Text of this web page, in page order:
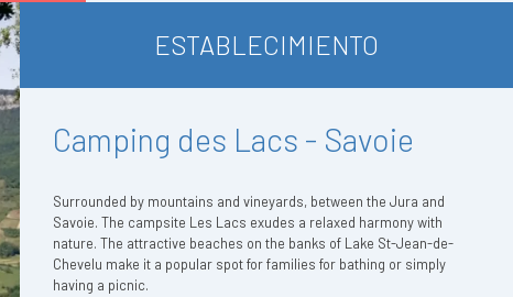
ESTABLECIMIENTO
Camping des Lacs - Savoie
Surrounded by mountains and vineyards, between the Jura and
Savoie. The campsite Les Lacs exudes a relaxed harmony with
nature. The attractive beaches on the banks of Lake St-Jean-de-
Chevelu make it a popular spot for families for bathing or simply
having a picnic.